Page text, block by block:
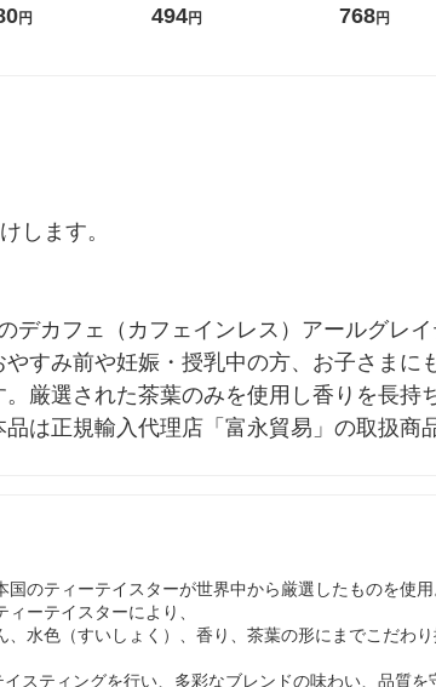
(1本×3)
円
袋 1セット（1個×3）
494円
ルーツセレク
768円
します。
デカフェ（カフェインレス）アールグレ
すみ前や妊娠・授乳中の方、お子さまに
厳選された茶葉のみを使用し香りを長持
は正規輸入代理店「富永貿易」の取扱商
国のティーテイスターが世界中から厳選したものを使用
ィーテイスターにより、
、水色（すいしょく）、香り、茶葉の形にまでこだわ
スティングを行い、多彩なブレンドの味わい、品質を